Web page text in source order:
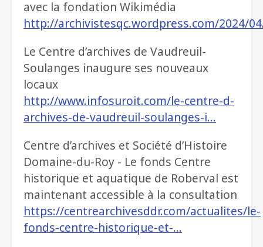
avec la fondation Wikimédia
http://archivistesqc.wordpress.com/2024/
Le Centre d’archives de Vaudreuil-
Soulanges inaugure ses nouveaux
locaux
http://www.infosuroit.com/le-centre-d-
archives-de-vaudreuil-soulanges-i…
Centre d’archives et Société d’Histoire
Domaine-du-Roy - Le fonds Centre
historique et aquatique de Roberval est
maintenant accessible à la consultation
https://centrearchivesddr.com/actualites/le-
fonds-centre-historique-et-…